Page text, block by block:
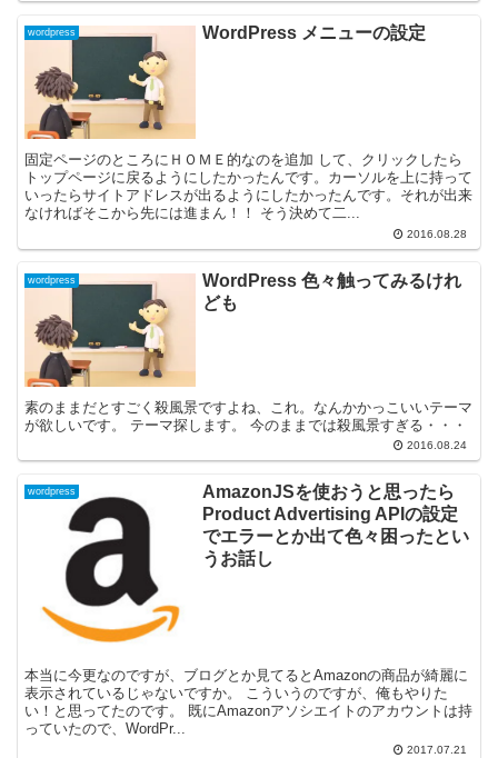
wordpress WordPress メニューの設定
固定ページのところにＨＯＭＥ的なのを追加 して、クリックしたら
トップページに戻るようにしたかったんです。カーソルを上に持って
いったらサイトアドレスが出るようにしたかったんです。それが出来
なければそこから先には進まん！！ そう決めて二...
2016.08.28
wordpress
WordPress 色々触ってみるけれ
ども
素のままだとすごく殺風景ですよね、これ。なんかかっこいいテーマ
が欲しいです。 テーマ探します。 今のままでは殺風景すぎる・・・
2016.08.24
wordpress
AmazonJSを使おうと思ったら
Product Advertising APIの設定
でエラーとか出て色々困ったとい
うお話し
本当に今更なのですが、ブログとか見てるとAmazonの商品が綺麗に
表示されているじゃないですか。 こういうのですが、俺もやりた
い！と思ってたのです。 既にAmazonアソシエイトのアカウントは持
っていたので、WordPr...
2017.07.21